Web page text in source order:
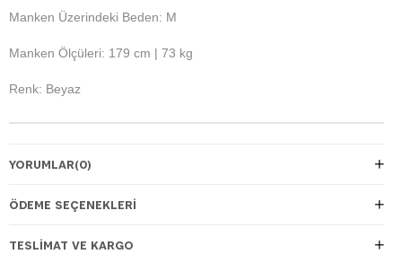
Manken Üzerindeki Beden: M
Manken Ölçüleri: 179 cm | 73 kg
Renk: Beyaz
YORUMLAR(0)
ÖDEME SEÇENEKLERI
TESLIMAT VE KARGO